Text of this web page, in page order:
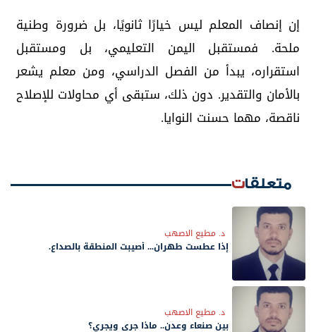
إن إنصاف المعلم ليس خيارًا ثانويًا، بل ضرورة وطنية
ملحة. فمستقبل اليمن التعليمي، بل ومستقبل
استقراره، يبدأ من الفصل الدراسي، ومن معلم يشعر
بالأمان والتقدير. دون ذلك، ستبقى أي محاولات للإصلاح
ناقصة، مهما حسنت النوايا.
متعلقات
د. مطيع الاصهب
إذا عطست طهران... أُصيبت المنطقة بالصداع.
د. مطيع الاصهب
بين صنعاء وعدن.. ماذا جرى ويجري؟